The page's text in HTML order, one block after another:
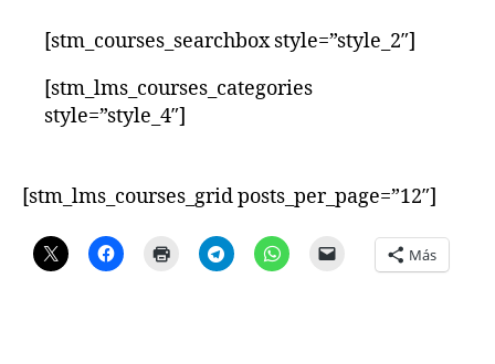
[stm_courses_searchbox style=”style_2″]
[stm_lms_courses_categories
style=”style_4″]
[stm_lms_courses_grid posts_per_page=”12″]
Más